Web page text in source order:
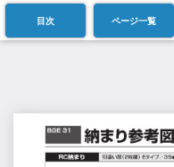
目次 ページ一覧